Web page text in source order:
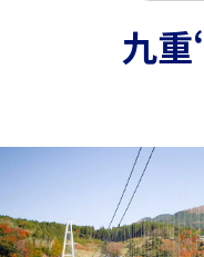
おすすめの旅
九